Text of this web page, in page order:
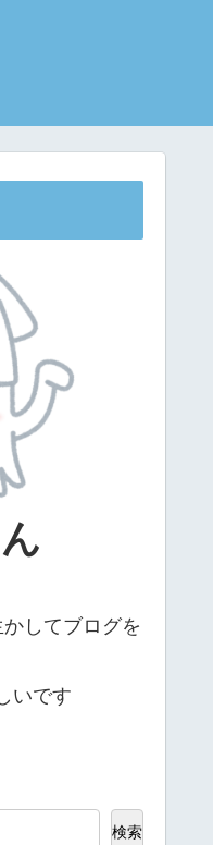
してブログを
いです
検索